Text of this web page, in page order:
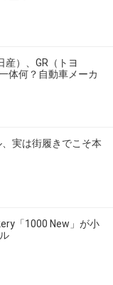
産）、GR（トヨ
体何？自動車メーカ
実は街履きでこそ本
「1000 New」が小